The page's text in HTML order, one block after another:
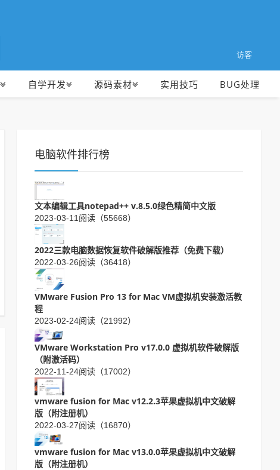
访客
自学开发 源码素材 实用技巧 BUG处理
电脑软件排行榜
文本编辑工具notepad++ v.8.5.0绿色精简中文版
2023-03-11 阅读（55668）
2022三款电脑数据恢复软件破解版推荐（免费下载）
2022-03-26阅读（36418）
VMware Fusion Pro 13 for Mac VM虚拟机安装激活教
程
2023-02-24阅读（21992）
VMware Workstation Pro v17.0.0 虚拟机软件破解版
（附激活码）
2022-11-24阅读（17002）
vmware fusion for Mac v12.2.3苹果虚拟机中文破解
版（附注册机）
2022-03-27阅读（16870）
vmware fusion for Mac v13.0.0苹果虚拟机中文破解
版（附注册机）